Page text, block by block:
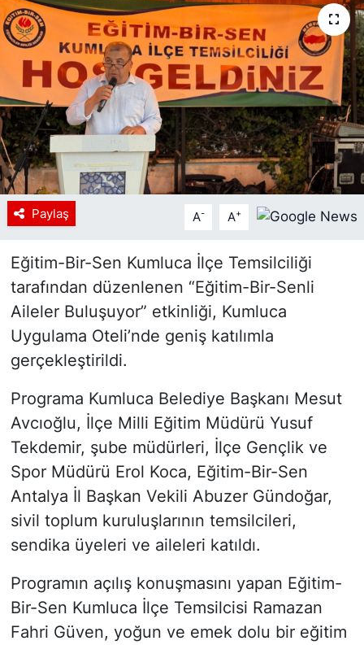
Paylaş A- A+
Eğitim-Bir-Sen Kumluca İlçe Temsilciliği
tarafından düzenlenen “Eğitim-Bir-Senli
Aileler Buluşuyor” etkinliği, Kumluca
Uygulama Oteli’nde geniş katılımla
gerçekleştirildi.
Programa Kumluca Belediye Başkanı Mesut
Avcıoğlu, İlçe Milli Eğitim Müdürü Yusuf
Tekdemir, şube müdürleri, İlçe Gençlik ve
Spor Müdürü Erol Koca, Eğitim-Bir-Sen
Antalya İl Başkan Vekili Abuzer Gündoğar,
sivil toplum kuruluşlarının temsilcileri,
sendika üyeleri ve aileleri katıldı.
Programın açılış konuşmasını yapan Eğitim-
Bir-Sen Kumluca İlçe Temsilcisi Ramazan
Fahri Güven, yoğun ve emek dolu bir eğitim